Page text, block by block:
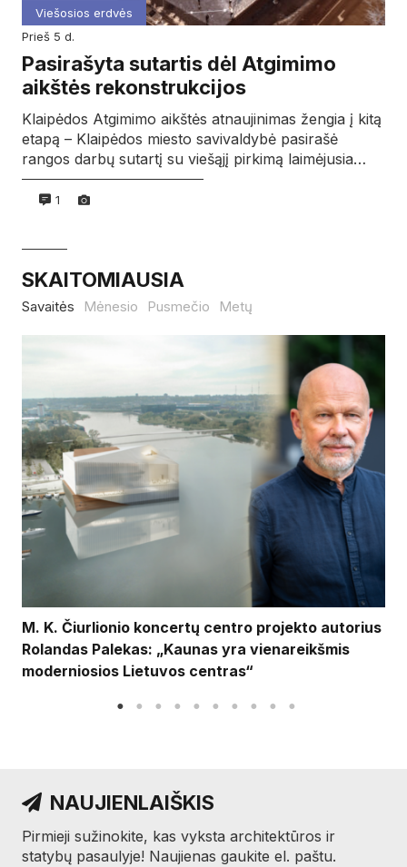
Viešosios erdvės
prieš 5 d.
Pasirašyta sutartis dėl Atgimimo
aikštės rekonstrukcijos
Klaipėdos Atgimimo aikštės atnaujinimas žengia į kitą
etapą – Klaipėdos miesto savivaldybė pasirašė
rangos darbų sutartį su viešąjį pirkimą laimėjusia…
1
SKAITOMIAUSIA
Savaitės Mėnesio Pusmečio Metų
M. K. Čiurlionio koncertų centro projekto autorius
Rolandas Palekas: „Kaunas yra vienareikšmis
moderniosios Lietuvos centras“
NAUJIENLAIŠKIS
Pirmieji sužinokite, kas vyksta architektūros ir
statybų pasaulyje! Naujienas gaukite el. paštu.